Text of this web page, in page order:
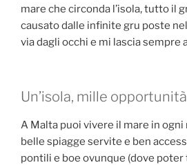
mare che circonda l’isola, tutto il
causato dalle infinite gru poste
via dagli occhi e mi lascia sempre
Un’isola, mille
A Malta puoi vivere il mare in ogni
belle spiagge servite e ben
pontili e boe ovunque (dove